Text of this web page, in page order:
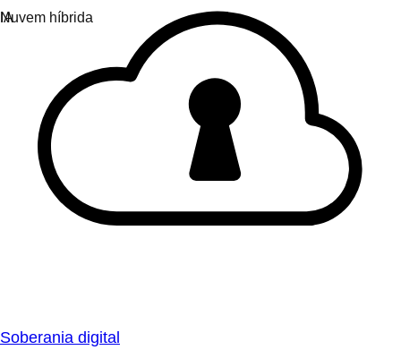
Soberania digital